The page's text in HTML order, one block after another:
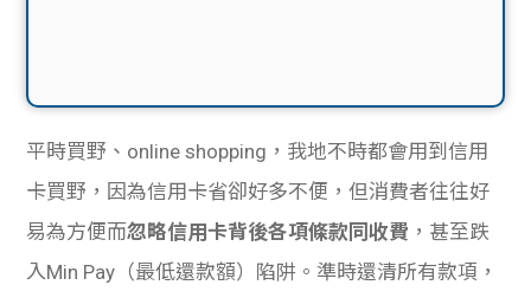
平時買野、online shopping，我地不時都會用到信用
卡買野，因為信用卡省卻好多不便，但消費者往往好
易為方便而忽略信用卡背後各項條款同收費 ，甚至跌
入Min Pay（最低還款額）陷阱。準時還清所有款項，